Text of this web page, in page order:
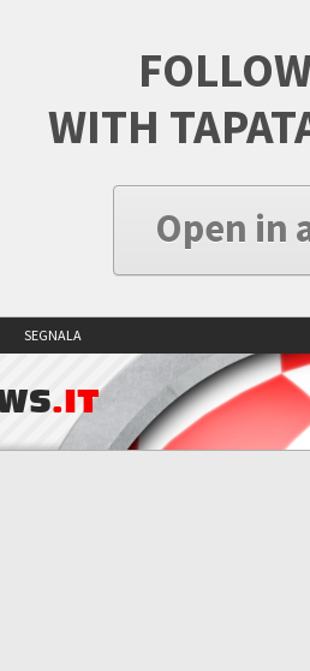
WITH
Open in
SEGNALA
.IT